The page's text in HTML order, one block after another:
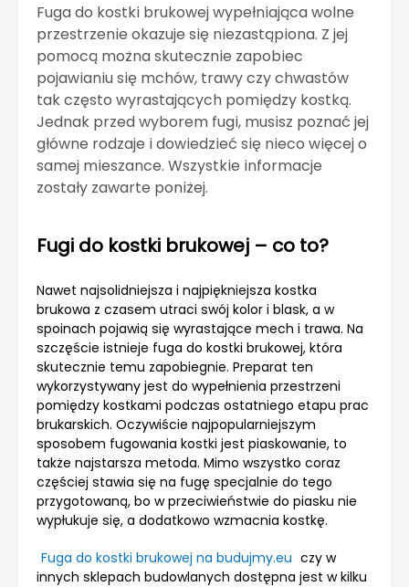
Fuga do kostki brukowej wypełniająca wolne
przestrzenie okazuje się niezastąpiona. Z jej
pomocą można skutecznie zapobiec
pojawianiu się mchów, trawy czy chwastów
tak często wyrastających pomiędzy kostką.
Jednak przed wyborem fugi, musisz poznać jej
główne rodzaje i dowiedzieć się nieco więcej o
samej mieszance. Wszystkie informacje
zostały zawarte poniżej.
Fugi do kostki brukowej – co to?
Nawet najsolidniejsza i najpiękniejsza kostka
brukowa z czasem utraci swój kolor i blask, a w
spoinach pojawią się wyrastające mech i trawa. Na
szczęście istnieje fuga do kostki brukowej, która
skutecznie temu zapobiegnie. Preparat ten
wykorzystywany jest do wypełnienia przestrzeni
pomiędzy kostkami podczas ostatniego etapu prac
brukarskich. Oczywiście najpopularniejszym
sposobem fugowania kostki jest piaskowanie, to
także najstarsza metoda. Mimo wszystko coraz
częściej stawia się na fugę specjalnie do tego
przygotowaną, bo w przeciwieństwie do piasku nie
wypłukuje się, a dodatkowo wzmacnia kostkę.
Fuga do kostki brukowej na budujmy.eu czy w
innych sklepach budowlanych dostępna jest w kilku